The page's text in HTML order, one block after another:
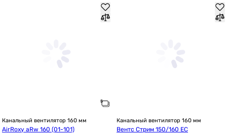
Канальный вентилятор 160 мм
AirRoxy aRw 160 (01-101)
Канальный вентилятор 160 мм
Вентс Стрим 150/160 EC